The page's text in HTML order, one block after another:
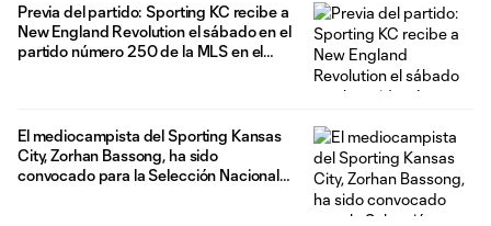
Previa del partido: Sporting KC recibe a
New England Revolution el sábado en el
partido número 250 de la MLS en el
El mediocampista del Sporting Kansas
City, Zorhan Bassong, ha sido
convocado para la Selección Nacional